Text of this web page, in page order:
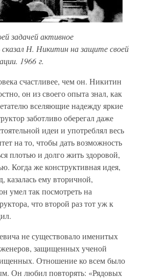
задачей активное
Н. Никитин на защите своей
1966 г.
счастливее, чем он. Никитин
он из своего опыта знал, как
вселяющие надежду яркие
заботливо оберегал даже
идеи и употреблял весь
на то, чтобы дать возможность
плотью и долго жить здоровой,
Когда же конструктивная идея,
казалась ему вторичной,
умел так посмотреть на
что второй раз тот уж к
не существовало именитых
защищенных ученой
Отношение ко всем было
Он любил повторять: «Рядовых